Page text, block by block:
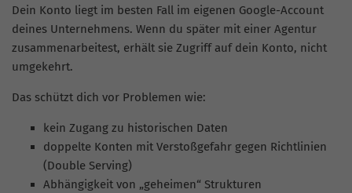
Dein Konto liegt im besten Fall im eigenen Google-Account
deines Unternehmens. Wenn du später mit einer Agentur
zusammenarbeitest, erhält sie Zugriff auf dein Konto, nicht
umgekehrt.
Das schützt dich vor Problemen wie:
kein Zugang zu historischen Daten
doppelte Konten mit Verstoßgefahr gegen Richtlinien
(Double Serving)
Abhängigkeit von „geheimen“ Strukturen